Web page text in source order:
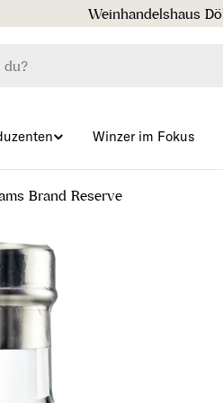
Winzer im Fokus
Brand Reserve